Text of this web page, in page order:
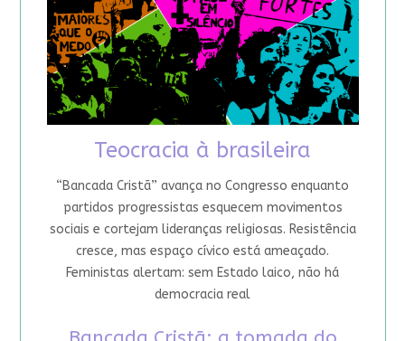
Teocracia à brasileira
“Bancada Cristã” avança no Congresso enquanto
partidos progressistas esquecem movimentos
sociais e cortejam lideranças religiosas. Resistência
cresce, mas espaço cívico está ameaçado.
Feministas alertam: sem Estado laico, não há
democracia real